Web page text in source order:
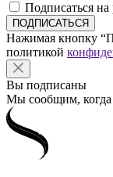
Подписаться на
Нажимая кнопку
политикой
Вы подписаны
Мы сообщим, когда